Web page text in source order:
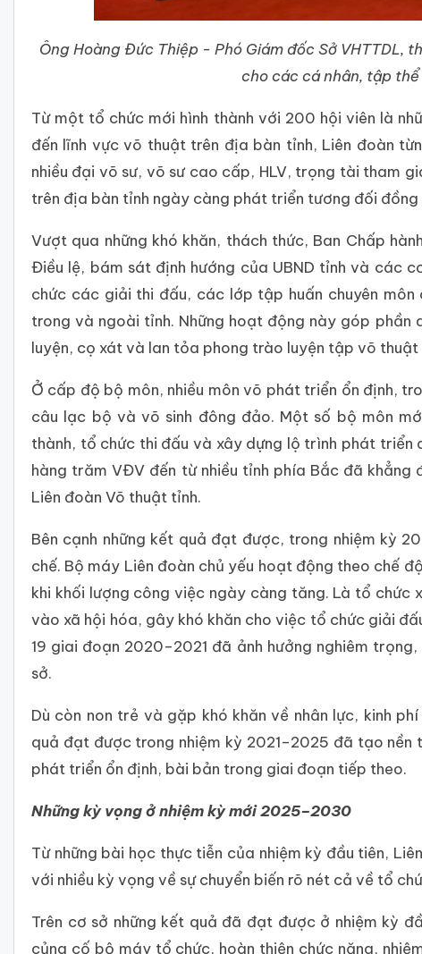
Ông Hoàng Đức Thiệp - Phó Giám đốc Sở VHTTDL,
cho các cá nhân, tập
Từ một tổ chức mới hình thành với 200 hội viên là
đến lĩnh vực võ thuật trên địa bàn tỉnh, Liên đoàn
nhiều đại võ sư, võ sư cao cấp, HLV, trọng tài tham
trên địa bàn tỉnh ngày càng phát triển tương đối đồng
Vượt qua những khó khăn, thách thức, Ban Chấp
Điều lệ, bám sát định hướng của UBND tỉnh và các
chức các giải thi đấu, các lớp tập huấn chuyên
trong và ngoài tỉnh. Những hoạt động này góp phần
luyện, cọ xát và lan tỏa phong trào luyện tập võ
Ở cấp độ bộ môn, nhiều môn võ phát triển ổn định,
câu lạc bộ và võ sinh đông đảo. Một số bộ môn
thành, tổ chức thi đấu và xây dựng lộ trình phát
hàng trăm VĐV đến từ nhiều tỉnh phía Bắc đã
Liên đoàn Võ thuật tỉnh.
Bên cạnh những kết quả đạt được, trong nhiệm kỳ
chế. Bộ máy Liên đoàn chủ yếu hoạt động theo chế
khi khối lượng công việc ngày càng tăng. Là tổ chức
vào xã hội hóa, gây khó khăn cho việc tổ chức giải
19 giai đoạn 2020–2021 đã ảnh hưởng nghiêm
sở.
Dù còn non trẻ và gặp khó khăn về nhân lực, kinh
quả đạt được trong nhiệm kỳ 2021–2025 đã tạo
phát triển ổn định, bài bản trong giai đoạn tiếp theo.
Những kỳ vọng ở nhiệm kỳ mới 2025–2030
Từ những bài học thực tiễn của nhiệm kỳ đầu tiên,
với nhiều kỳ vọng về sự chuyển biến rõ nét cả về tổ
Trên cơ sở những kết quả đã đạt được ở nhiệm kỳ
củng cố bộ máy tổ chức, hoàn thiện chức năng,